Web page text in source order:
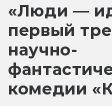
«Люди —
первый
научно-
комедии